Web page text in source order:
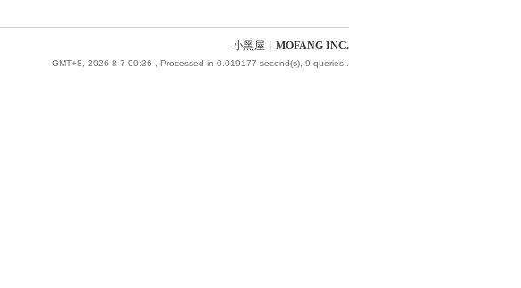
小黑屋 MOFANG INC.
GMT+8, 2026-8-7 00:36 , Processed in 0.019177 second(s), 9 queries .